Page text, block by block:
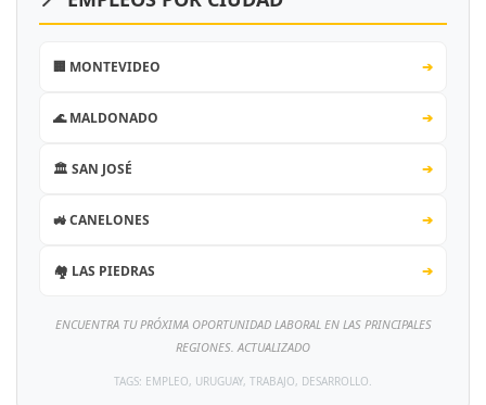
🏢 MONTEVIDEO ➔
🌊 MALDONADO ➔
🏛️ SAN JOSÉ ➔
🚜 CANELONES ➔
🏘️ LAS PIEDRAS ➔
ENCUENTRA TU PRÓXIMA OPORTUNIDAD LABORAL EN LAS PRINCIPALES
REGIONES. ACTUALIZADO
TAGS: EMPLEO, URUGUAY, TRABAJO, DESARROLLO.